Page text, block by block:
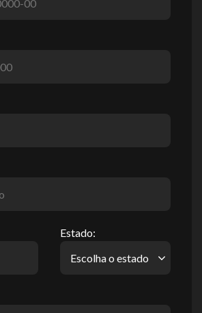
Estado: